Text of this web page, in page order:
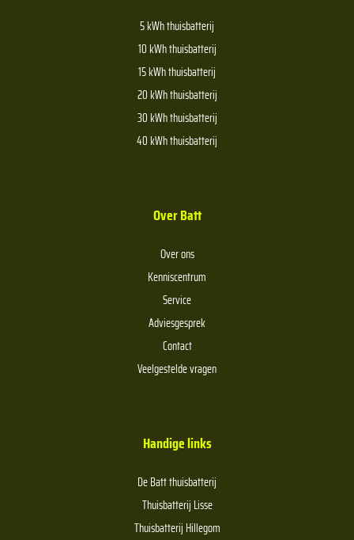
5 kWh thuisbatterij
10 kWh thuisbatterij
15 kWh thuisbatterij
20 kWh thuisbatterij
30 kWh thuisbatterij
40 kWh thuisbatterij
Over Batt
Over ons
Kenniscentrum
Service
Adviesgesprek
Contact
Veelgestelde vragen
Handige links
De Batt thuisbatterij
Thuisbatterij Lisse
Thuisbatterij Hillegom